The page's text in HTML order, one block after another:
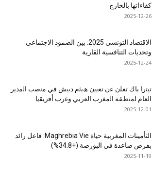
كفاءاتها بالخارج
2025-12-26
الاقتصاد التونسي 2025: بين الصمود الاجتماعي
وتحديات التنافسية القارية
2025-12-24
ﺗﯾﺗرا ﺑﺎك ﺗﻌﻠن ﻋن ﺗﻌﯾﯾن ھﯾﺛم دﺑﯾش ﻓﻲ ﻣﻧﺻب اﻟﻣدﯾر
اﻟﻌﺎم ﻟﻣﻧطﻘﺔ اﻟﻣﻐرب اﻟﻌرﺑﻲ وﻏرب أﻓرﯾﻘﯾﺎ
2025-12-01
التأمينات المغربية حياة Maghrebia Vie: فاعل رائد
بفرص صاعدة في البورصة (+34.8%)
2025-11-19